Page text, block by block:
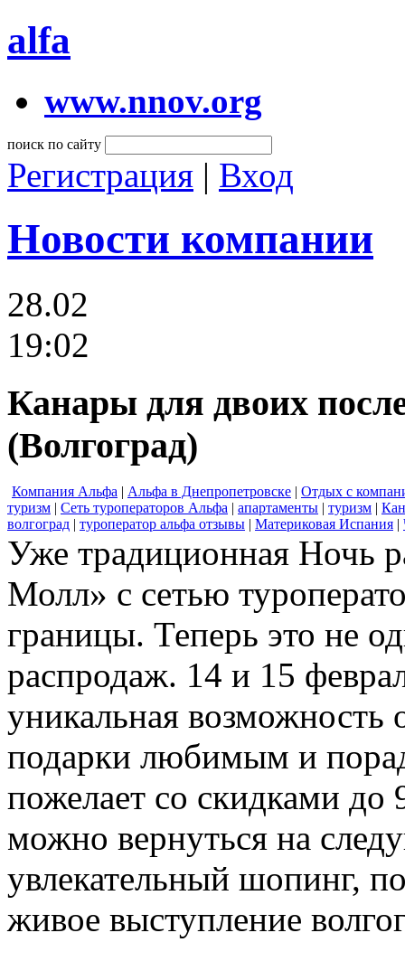
alfa
www.nnov.org
поиск по сайту
Регистрация | Вход
Новости компании
28.02
19:02
Канары для двоих
(Волгоград)
Компания Альфа | Альфа в Днепропетровске | Отдых с
туризм | Сеть туроператоров Альфа | апартаменты | туризм |
волгоград | туроператор альфа отзывы | Материковая Испания |
Уже традиционная Ночь
Молл» с сетью
границы. Теперь это не
распродаж. 14 и 15
уникальная возможность
подарки любимым и
пожелает со скидками до
можно вернуться на
увлекательный шопинг,
живое выступление